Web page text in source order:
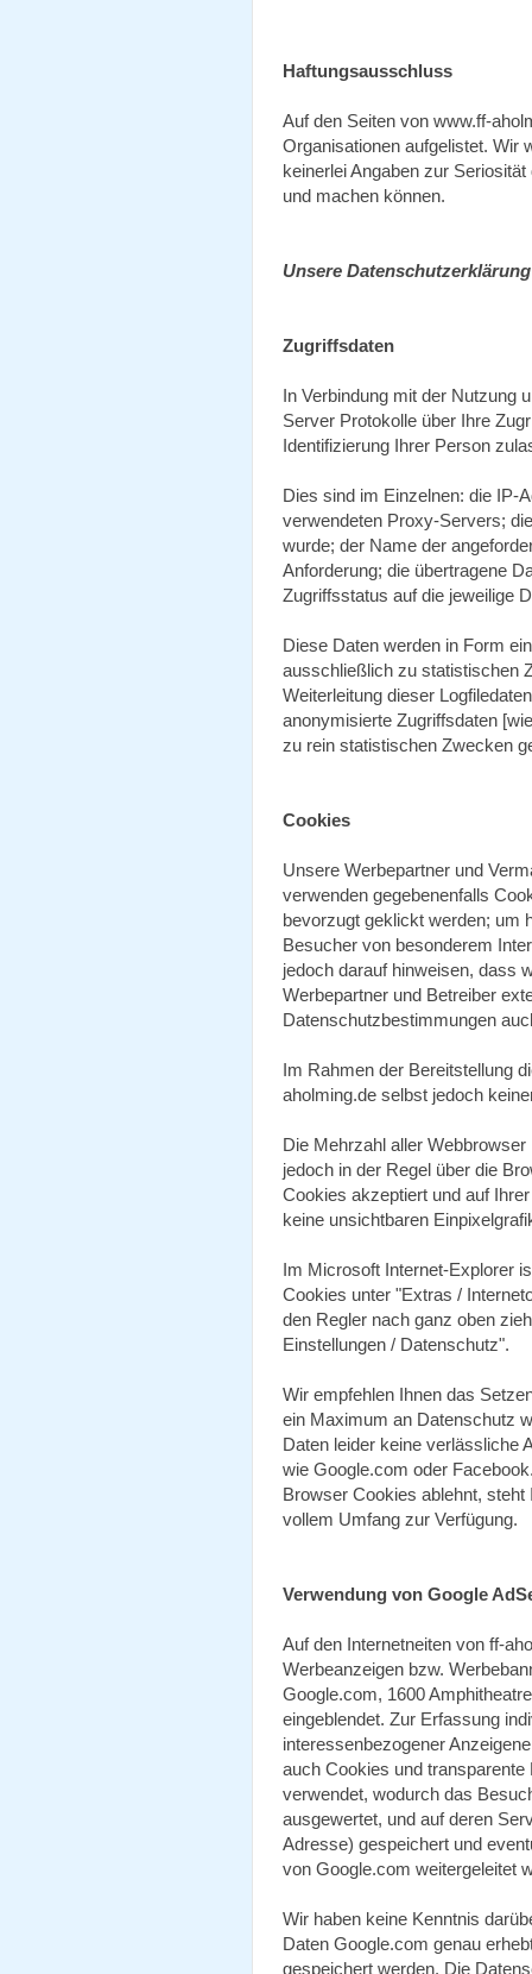
Haftungsausschluss
Auf den Seiten von www.ff-
Organisationen aufgelistet. Wir
keinerlei Angaben zur
und machen können.
Unsere Datenschutzerklärung
Zugriffsdaten
In Verbindung mit der Nutzung
Server Protokolle über Ihre
Identifizierung Ihrer Person
Dies sind im Einzelnen: die IP-
verwendeten Proxy-Servers;
wurde; der Name der
Anforderung; die übertragene
Zugriffsstatus auf die jeweilige
Diese Daten werden in Form
ausschließlich zu statistischen
Weiterleitung dieser
anonymisierte Zugriffsdaten
zu rein statistischen Zwecken
Cookies
Unsere Werbepartner und
verwenden gegebenenfalls
bevorzugt geklickt werden; um
Besucher von besonderem
jedoch darauf hinweisen, dass
Werbepartner und Betreiber
Datenschutzbestimmungen
Im Rahmen der Bereitstellung
aholming.de selbst jedoch
Die Mehrzahl aller
jedoch in der Regel über die
Cookies akzeptiert und auf
keine unsichtbaren
Im Microsoft Internet-Explorer
Cookies unter "Extras /
den Regler nach ganz oben
Einstellungen / Datenschutz".
Wir empfehlen Ihnen das
ein Maximum an Datenschutz
Daten leider keine verlässliche
wie Google.com oder
Browser Cookies ablehnt,
vollem Umfang zur Verfügung.
Verwendung von Google
Auf den Internetneiten von ff-
Werbeanzeigen bzw.
Google.com, 1600
eingeblendet. Zur Erfassung
interessenbezogener
auch Cookies und
verwendet, wodurch das
ausgewertet, und auf deren
Adresse) gespeichert und
von Google.com weitergeleitet
Wir haben keine Kenntnis
Daten Google.com genau
gespeichert werden. Die